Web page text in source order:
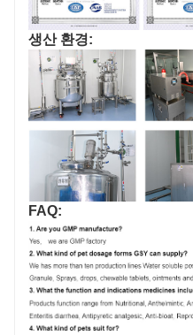
생산 환경:
FAQ: